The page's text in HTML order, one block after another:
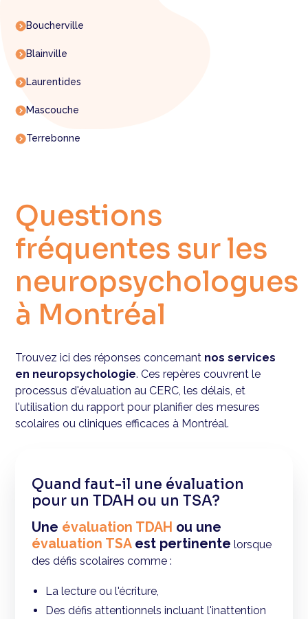
Boucherville
Blainville
Laurentides
Mascouche
Terrebonne
Questions
fréquentes sur les
neuropsychologues
à Montréal
Trouvez ici des réponses concernant nos services
en neuropsychologie. Ces repères couvrent le
processus d'évaluation au CERC, les délais, et
l'utilisation du rapport pour planifier des mesures
scolaires ou cliniques efficaces à Montréal.
Quand faut-il une évaluation
pour un TDAH ou un TSA?
Une évaluation TDAH ou une
évaluation TSAest pertinente lorsque
des défis scolaires comme :
La lecture ou l'écriture,
Des défis attentionnels incluant l'inattention